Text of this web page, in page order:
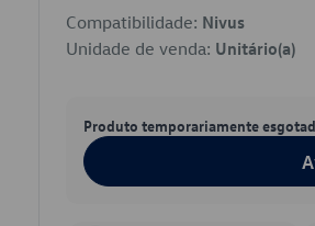
Compatibilidade: Nivus
Unidade de venda: Unitário(a)
Produto temporariamente